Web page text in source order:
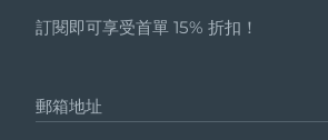
訂閱即可享受首單 15% 折扣！
郵箱地址